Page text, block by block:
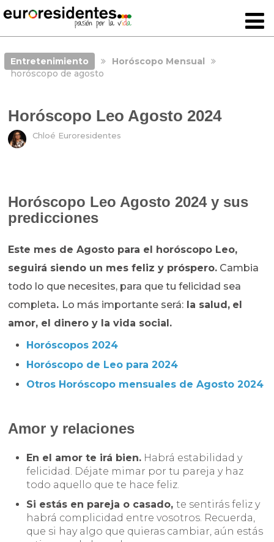
Entretenimiento
Horóscopo Mensual
horóscopo de agosto
Horóscopo Leo Agosto 2024
Chloé Euroresidentes
Horóscopo Leo Agosto 2024 y sus
predicciones
Este mes de Agosto para el horóscopo Leo,
seguirá siendo un mes feliz y próspero. Cambia
todo lo que necesites, para que tu felicidad sea
completa. Lo más importante será: la salud, el
amor, el dinero y la vida social.
Horóscopos 2024
Horóscopo de Leo para 2024
Otros Horóscopo mensuales de Agosto 2024
Amor y relaciones
En el amor te irá bien. Habrá estabilidad y
felicidad. Déjate mimar por tu pareja y haz
todo aquello que te hace feliz.
Si estás en pareja o casado,te sentirás feliz y
habrá complicidad entre vosotros. Recuerda,
que si hay algo que quieras cambiar, aún estás